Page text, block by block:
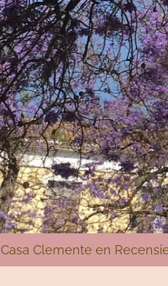
Casa Clemente en